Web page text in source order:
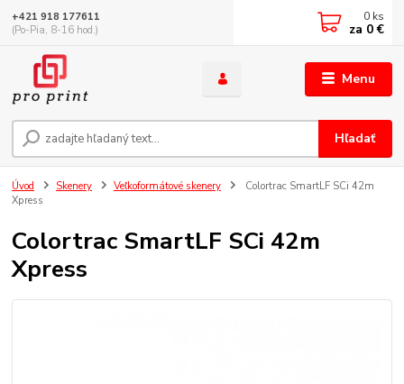
Menu
Hľadať
+421 918 177611
(Po-Pia, 8-16 hod.)
0 ks
za 0 €
Úvod Skenery Veľkoformátové skenery
Colortrac SmartLF SCi 42m
Xpress
Colortrac SmartLF SCi 42m
Xpress